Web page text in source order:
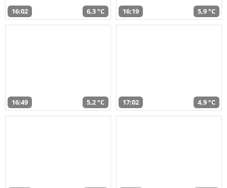
16:02 6,3 °C 16:19 5,9 °C
16:49 5,2 °C 17:02 4,9 °C